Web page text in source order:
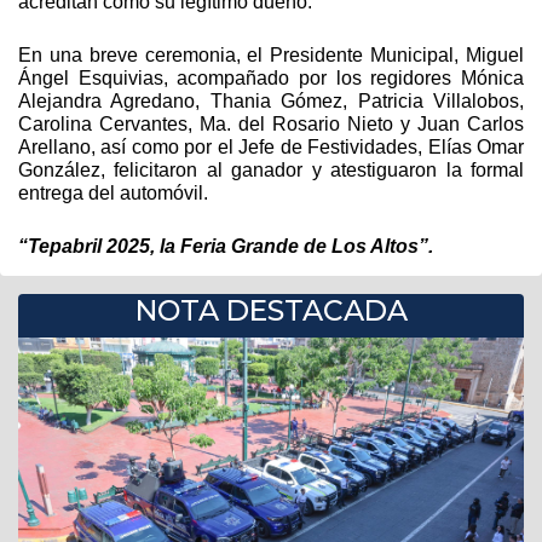
En una breve ceremonia, el Presidente Municipal, Miguel
Ángel Esquivias, acompañado por los regidores Mónica
Alejandra Agredano, Thania Gómez, Patricia Villalobos,
Carolina Cervantes, Ma. del Rosario Nieto y Juan Carlos
Arellano, así como por el Jefe de Festividades, Elías Omar
González, felicitaron al ganador y atestiguaron la formal
entrega del automóvil.
“Tepabril 2025, la Feria Grande de Los Altos”.
NOTA DESTACADA